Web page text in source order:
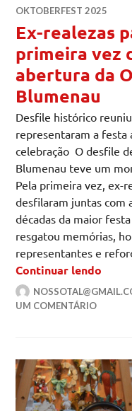
OKTOBERFEST 2025
Ex-realezas
primeira vez
abertura da
Blumenau
Desfile histórico
representaram a festa
celebração O desfile
Blumenau teve um
Pela primeira vez, ex-
desfilaram juntas com
décadas da maior
resgatou memórias,
representantes e
Continuar lendo
UM COMENTÁRIO